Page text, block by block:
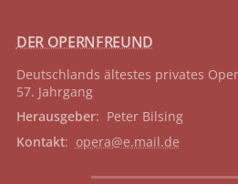
DER OPERNFREUND
Deutschlands ältestes privates
57. Jahrgang
Herausgeber: Peter Bilsing
Kontakt: opera@e.mail.de